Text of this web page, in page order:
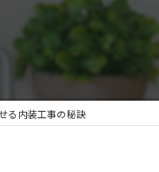
る内装工事の秘訣